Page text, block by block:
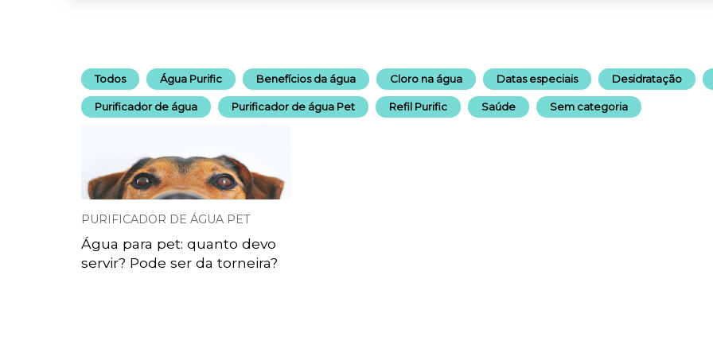
Todos Água Purific Benefícios da água Cloro na água Datas especiais Desidratação
Purificador de água Purificador de água Pet Refil Purific Saúde Sem categoria
PURIFICADOR DE ÁGUA PET
Água para pet: quanto devo
servir? Pode ser da torneira?